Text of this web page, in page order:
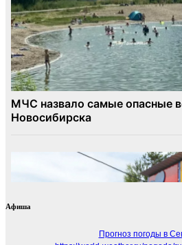
Афиша
Прогноз погоды в